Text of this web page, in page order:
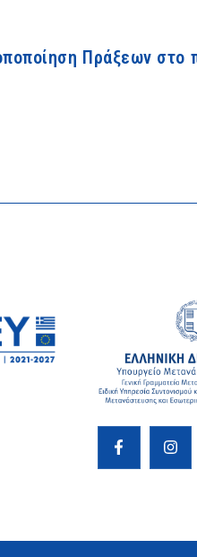
Πράξεων στο